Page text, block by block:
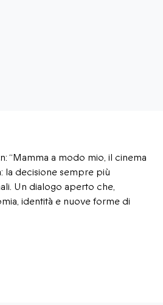
“Mamma a modo mio, il cinema
la decisione sempre più
Un dialogo aperto che,
identità e nuove forme di